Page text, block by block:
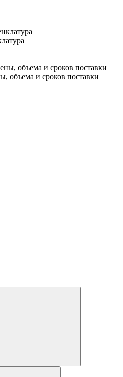
объема и сроков поставки